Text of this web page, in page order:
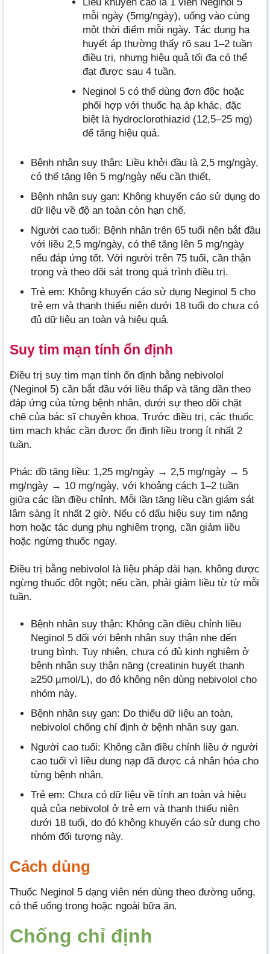
mỗi ngày (5mg/ngày), uống vào cùng
một thời điểm mỗi ngày. Tác dụng hạ
huyết áp thường thấy rõ sau 1–2 tuần
điều trị, nhưng hiệu quả tối đa có thể
đạt được sau 4 tuần.
Neginol 5 có thể dùng đơn độc hoặc
phối hợp với thuốc hạ áp khác, đặc
biệt là hydroclorothiazid (12,5–25 mg)
để tăng hiệu quả.
Bệnh nhân suy thận: Liều khởi đầu là 2,5 mg/ngày,
có thể tăng lên 5 mg/ngày nếu cần thiết.
Bệnh nhân suy gan: Không khuyến cáo sử dụng do
dữ liệu về độ an toàn còn hạn chế.
Người cao tuổi: Bệnh nhân trên 65 tuổi nên bắt đầu
với liều 2,5 mg/ngày, có thể tăng lên 5 mg/ngày
nếu đáp ứng tốt. Với người trên 75 tuổi, cần thận
trọng và theo dõi sát trong quá trình điều trị.
Trẻ em: Không khuyến cáo sử dụng Neginol 5 cho
trẻ em và thanh thiếu niên dưới 18 tuổi do chưa có
đủ dữ liệu an toàn và hiệu quả.
Suy tim mạn tính ổn định
Điều trị suy tim mạn tính ổn định bằng nebivolol
(Neginol 5) cần bắt đầu với liều thấp và tăng dần theo
đáp ứng của từng bệnh nhân, dưới sự theo dõi chặt
chẽ của bác sĩ chuyên khoa. Trước điều trị, các thuốc
tim mạch khác cần được ổn định liều trong ít nhất 2
tuần.
Phác đồ tăng liều: 1,25 mg/ngày → 2,5 mg/ngày → 5
mg/ngày → 10 mg/ngày, với khoảng cách 1–2 tuần
giữa các lần điều chỉnh. Mỗi lần tăng liều cần giám sát
lâm sàng ít nhất 2 giờ. Nếu có dấu hiệu suy tim nặng
hơn hoặc tác dụng phụ nghiêm trọng, cần giảm liều
hoặc ngừng thuốc ngay.
Điều trị bằng nebivolol là liệu pháp dài hạn, không được
ngừng thuốc đột ngột; nếu cần, phải giảm liều từ từ mỗi
tuần.
Bệnh nhân suy thận: Không cần điều chỉnh liều
Neginol 5 đối với bệnh nhân suy thận nhẹ đến
trung bình. Tuy nhiên, chưa có đủ kinh nghiệm ở
bệnh nhân suy thận nặng (creatinin huyết thanh
≥250 µmol/L), do đó không nên dùng nebivolol cho
nhóm này.
Bệnh nhân suy gan: Do thiếu dữ liệu an toàn,
nebivolol chống chỉ định ở bệnh nhân suy gan.
Người cao tuổi: Không cần điều chỉnh liều ở người
cao tuổi vì liều dung nạp đã được cá nhân hóa cho
từng bệnh nhân.
Trẻ em: Chưa có dữ liệu về tính an toàn và hiệu
quả của nebivolol ở trẻ em và thanh thiếu niên
dưới 18 tuổi, do đó không khuyến cáo sử dụng cho
nhóm đối tượng này.
Cách dùng
Thuốc Neginol 5 dạng viên nén dùng theo đường uống,
có thể uống trong hoặc ngoài bữa ăn.
Chống chỉ định